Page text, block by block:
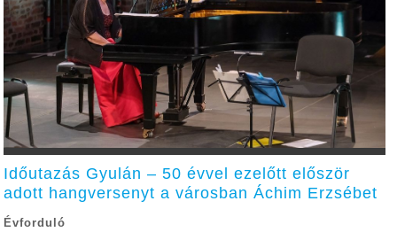
Időutazás Gyulán – 50 évvel ezelőtt először
adott hangversenyt a városban Áchim Erzsébet
Évforduló